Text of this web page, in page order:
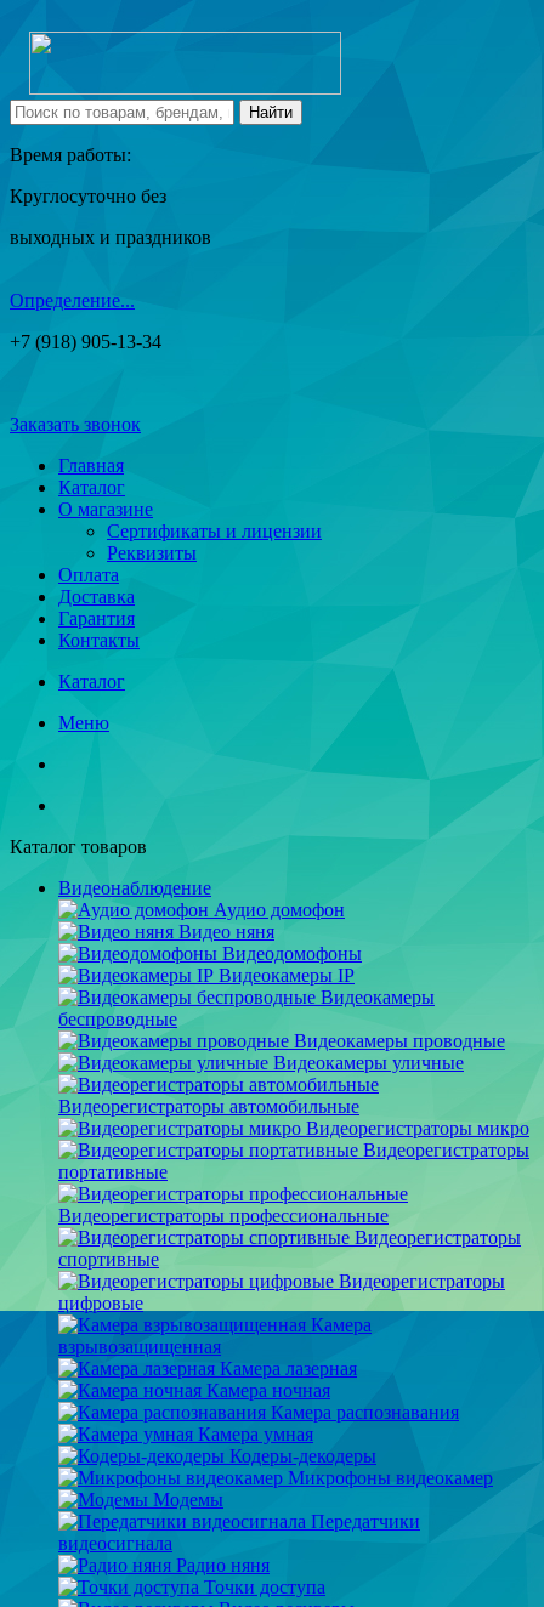
Время работы:
Круглосуточно без
выходных и праздников
Определение...
+7 (918) 905-13-34
Заказать звонок
Главная
Каталог
О магазине
Сертификаты и лицензии
Реквизиты
Оплата
Доставка
Гарантия
Контакты
Каталог
Меню
Каталог товаров
Видеонаблюдение
Аудио домофон
Видео няня
Видеодомофоны
Видеокамеры IP
Видеокамеры
беспроводные
Видеокамеры проводные
Видеокамеры уличные
Видеорегистраторы автомобильные
Видеорегистраторы микро
Видеорегистраторы
портативные
Видеорегистраторы профессиональные
Видеорегистраторы
спортивные
Видеорегистраторы
цифровые
Камера
взрывозащищенная
Камера лазерная
Камера ночная
Камера распознавания
Камера умная
Кодеры-декодеры
Микрофоны видеокамер
Модемы
Передатчики
видеосигнала
Радио няня
Точки доступа